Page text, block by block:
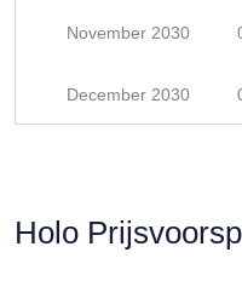
November 2030
December 2030
Holo